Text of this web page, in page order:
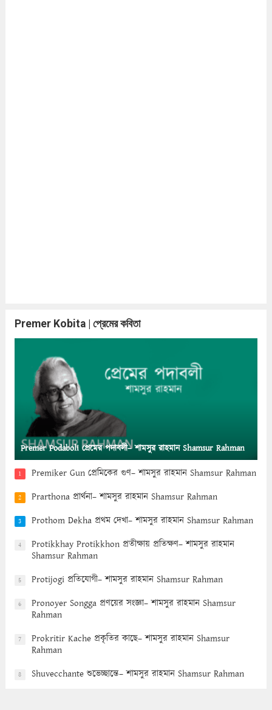
Premer Kobita | প্রেমের কবিতা
Premer Podaboli প্রেমের পদাবলী– শামসুর রাহমান Shamsur Rahman
1 Premiker Gun প্রেমিকের গুণ– শামসুর রাহমান Shamsur Rahman
2 Prarthona প্রার্থনা– শামসুর রাহমান Shamsur Rahman
3 Prothom Dekha প্রথম দেখা– শামসুর রাহমান Shamsur Rahman
4
Protikkhay Protikkhon প্রতীক্ষায় প্রতিক্ষণ– শামসুর রাহমান
Shamsur Rahman
5 Protijogi প্রতিযোগী– শামসুর রাহমান Shamsur Rahman
6
Pronoyer Songga প্রণয়ের সংজ্ঞা– শামসুর রাহমান Shamsur
Rahman
7
Prokritir Kache প্রকৃতির কাছে– শামসুর রাহমান Shamsur
Rahman
8 Shuvecchante শুভেচ্ছান্তে– শামসুর রাহমান Shamsur Rahman